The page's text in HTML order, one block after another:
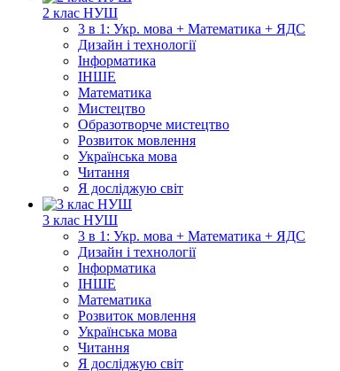
2 клас НУШ
3 в 1: Укр. мова + Математика + ЯДС
Дизайн і технології
Інформатика
ІНШЕ
Математика
Мистецтво
Образотворче мистецтво
Розвиток мовлення
Українська мова
Читання
Я досліджую світ
3 клас НУШ
3 в 1: Укр. мова + Математика + ЯДС
Дизайн і технології
Інформатика
ІНШЕ
Математика
Розвиток мовлення
Українська мова
Читання
Я досліджую світ